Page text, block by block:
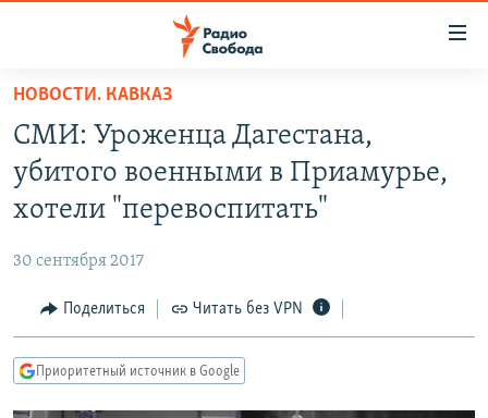
упрощенного
доступа
Вернуться
основному
Вернутся
Вернутся
ПОДКАСТЫ
АВТОРСКИЕ ПРОЕКТЫ
МНЕНИЯ
КУЛЬТУРА
КАВКАЗ.РЕАЛИИ
НОВОСТИ. КАВКАЗ
СМИ: Уроженца Дагестана,
убитого военными в Приамурье,
хотели "перевоспитать"
30 сентября 2017
Поделиться Читать без VPN
Приоритетный источник в Google